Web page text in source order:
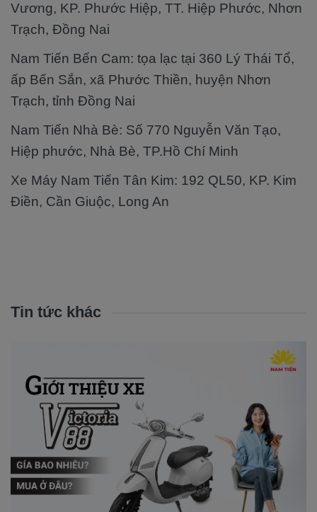
Vương, KP. Phước Hiệp, TT. Hiệp Phước, Nhơn
Trạch, Đồng Nai
Nam Tiến Bến Cam: tọa lạc tại 360 Lý Thái Tổ,
ấp Bến Sắn, xã Phước Thiền, huyện Nhơn
Trạch, tỉnh Đồng Nai
Nam Tiến Nhà Bè: Số 770 Nguyễn Văn Tạo,
Hiệp phước, Nhà Bè, TP.Hồ Chí Minh
Xe Máy Nam Tiến Tân Kim: 192 QL50, KP. Kim
Điền, Cần Giuộc, Long An
Tin tức khác